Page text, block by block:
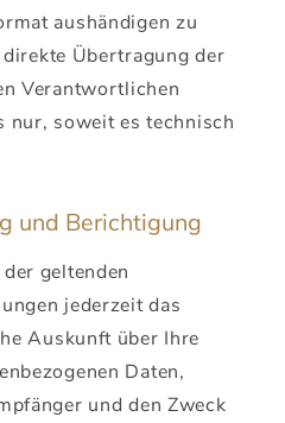
aushändigen zu
Übertragung der
Verantwortlichen
nur, soweit es technisch
und Berichtigung
geltenden
jederzeit das
Auskunft über Ihre
Daten,
und den Zweck